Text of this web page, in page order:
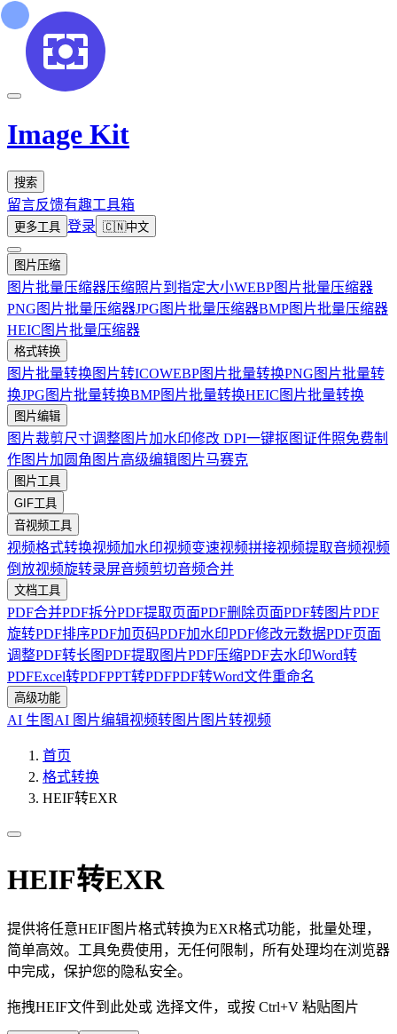
Image Kit
搜索
留言反馈有趣工具箱
更多工具 登录 🇨🇳中文
图片压缩
图片批量压缩器压缩照片到指定大小WEBP图片批量压缩器
PNG图片批量压缩器JPG图片批量压缩器BMP图片批量压缩器
HEIC图片批量压缩器
格式转换
图片批量转换图片转ICOWEBP图片批量转换PNG图片批量转
换JPG图片批量转换BMP图片批量转换HEIC图片批量转换
图片编辑
图片裁剪尺寸调整图片加水印修改 DPI一键抠图证件照免费制
作图片加圆角 图片高级编辑图片马赛克
图片工具
GIF工具
音视频工具
视频格式转换视频加水印视频变速视频拼接视频提取音频视频
倒放视频旋转录屏音频剪切音频合并
文档工具
PDF合并PDF拆分PDF提取页面PDF删除页面PDF转图片PDF
旋转PDF排序PDF加页码PDF加水印PDF修改元数据PDF页面
调整PDF转长图PDF提取图片PDF压缩PDF去水印Word转
PDFExcel转PDFPPT转PDFPDF转Word文件重命名
高级功能
AI 生图 AI 图片编辑视频转图片 图片转视频
首页
格式转换
HEIF转EXR
HEIF转EXR
提供将任意HEIF图片格式转换为EXR格式功能，批量处理，
简单高效。工具免费使用，无任何限制，所有处理均在浏览器
中完成，保护您的隐私安全。
拖拽HEIF文件到此处或 选择文件，或按 Ctrl+V 粘贴图片